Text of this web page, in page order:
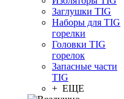
Заглушки TIG
Наборы для TIG
горелки
Головки TIG
горелок
Запасные части
TIG
+ ЕЩЕ